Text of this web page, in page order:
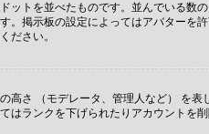
トを並べたものです。並んでいる数
掲示板の設定によってはアバターを
ださい。
さ （モデレータ、管理人など） を
ランクを下げられたりアカウントを削